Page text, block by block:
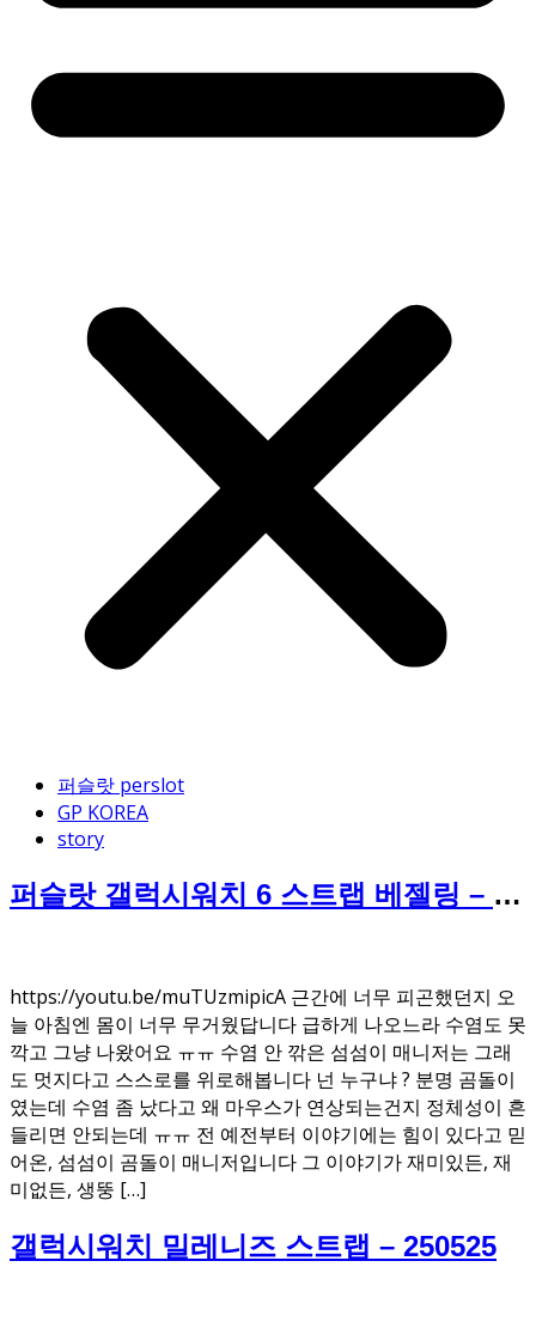
퍼슬랏 perslot
GP KOREA
story
퍼슬랏 갤럭시워치 6 스트랩 베젤링 – 마
https://youtu.be/muTUzmipicA 근간에 너무 피곤했던지 오
늘 아침엔 몸이 너무 무거웠답니다 급하게 나오느라 수염도 못
깍고 그냥 나왔어요 ㅠㅠ 수염 안 깎은 섬섬이 매니저는 그래
도 멋지다고 스스로를 위로해봅니다 넌 누구냐 ? 분명 곰돌이
였는데 수염 좀 났다고 왜 마우스가 연상되는건지 정체성이 흔
들리면 안되는데 ㅠㅠ 전 예전부터 이야기에는 힘이 있다고 믿
어온, 섬섬이 곰돌이 매니저입니다 그 이야기가 재미있든, 재
미없든, 생뚱 […]
갤럭시워치 밀레니즈 스트랩 – 250525